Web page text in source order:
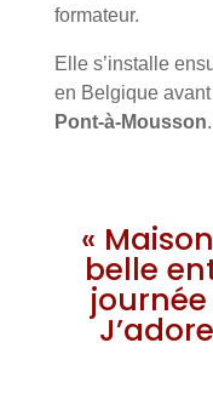
formateur.
Elle s’installe
en Belgique
Pont-à-Mousson.
«
belle